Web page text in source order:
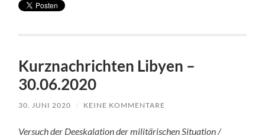
Kurznachrichten Libyen –
30.06.2020
30. JUNI 2020 / KEINE KOMMENTARE
Versuch der Deeskalation der militärischen Situation /